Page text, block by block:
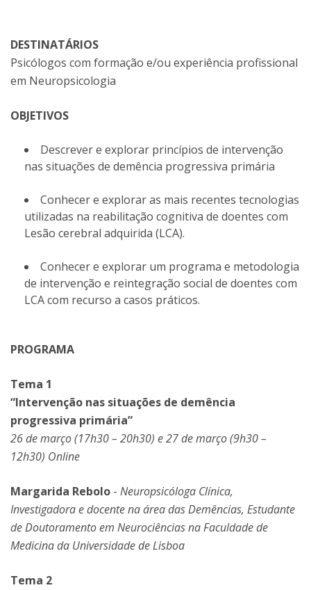
DESTINATÁRIOS
Psicólogos com formação e/ou experiência profissional
em Neuropsicologia
OBJETIVOS
Descrever e explorar princípios de intervenção
nas situações de demência progressiva primária
Conhecer e explorar as mais recentes tecnologias
utilizadas na reabilitação cognitiva de doentes com
Lesão cerebral adquirida (LCA).
Conhecer e explorar um programa e metodologia
de intervenção e reintegração social de doentes com
LCA com recurso a casos práticos.
PROGRAMA
Tema 1
“Intervenção nas situações de demência
progressiva primária”
26 de março (17h30 – 20h30) e 27 de março (9h30 –
12h30) Online
Margarida Rebolo - Neuropsicóloga Clínica,
Investigadora e docente na área das Demências, Estudante
de Doutoramento em Neurociências na Faculdade de
Medicina da Universidade de Lisboa
Tema 2